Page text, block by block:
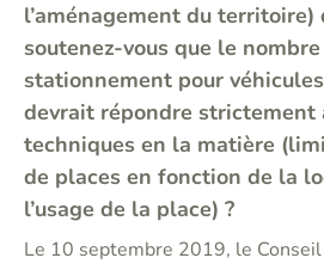
l’aménagement du territoire)
soutenez-vous que le
stationnement pour
devrait répondre strictement
techniques en la matière
de places en fonction de la
l’usage de la place) ?
Le 10 septembre 2019, le Conseil